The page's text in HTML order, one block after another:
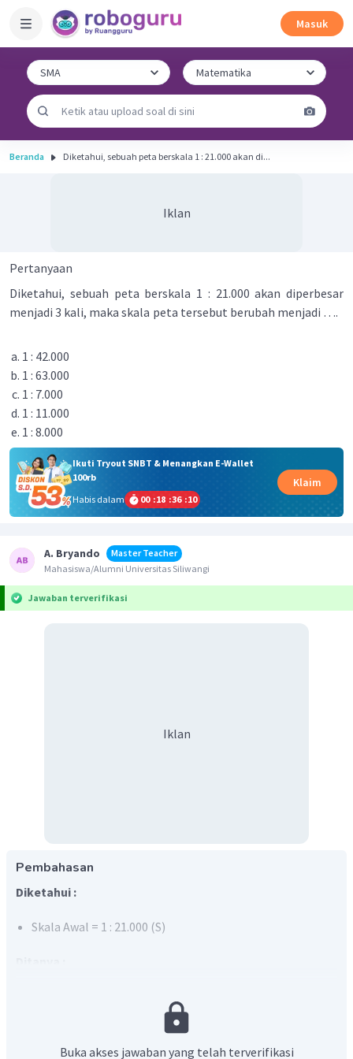
Masuk
Beranda Diketahui, sebuah peta berskala 1 : 21.000 akan di...
Iklan
Pertanyaan
Diketahui, sebuah peta berskala 1 : 21.000 akan diperbesar
menjadi 3 kali, maka skala peta tersebut berubah menjadi ….
1 : 42.000
1 : 63.000
1 : 7.000
1 : 11.000
1 : 8.000
Ikuti Tryout SNBT & Menangkan E-Wallet
100rb
Habis dalam
00 :18 :36 :10
Klaim
A. Bryando
Master Teacher
Mahasiswa/Alumni Universitas Siliwangi
Jawaban terverifikasi
Iklan
Pembahasan
Diketahui :
Skala Awal = 1 : 21.000 (S)
Memperbesar skala merupakan sebuah aktivitas yang
Buka akses jawaban yang telah terverifikasi